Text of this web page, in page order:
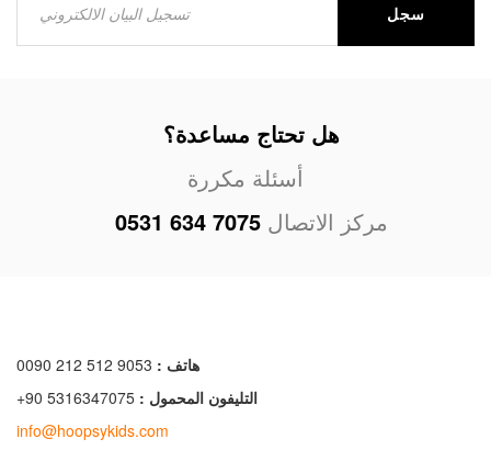
سجل
هل تحتاج مساعدة؟
أسئلة مكررة
مركز الاتصال 0531 634 7075
هاتف : 0090 212 512 9053
التليفون المحمول : +90 5316347075
info@hoopsykids.com